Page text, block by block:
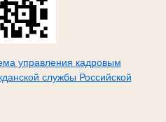
управления кадровым
службы Российской